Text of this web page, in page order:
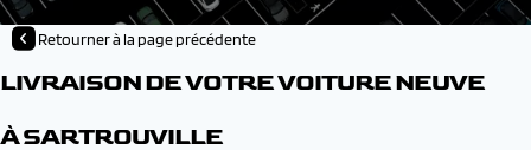
Retourner à la page précédente
LIVRAISON DE VOTRE VOITURE NEUVE
À SARTROUVILLE